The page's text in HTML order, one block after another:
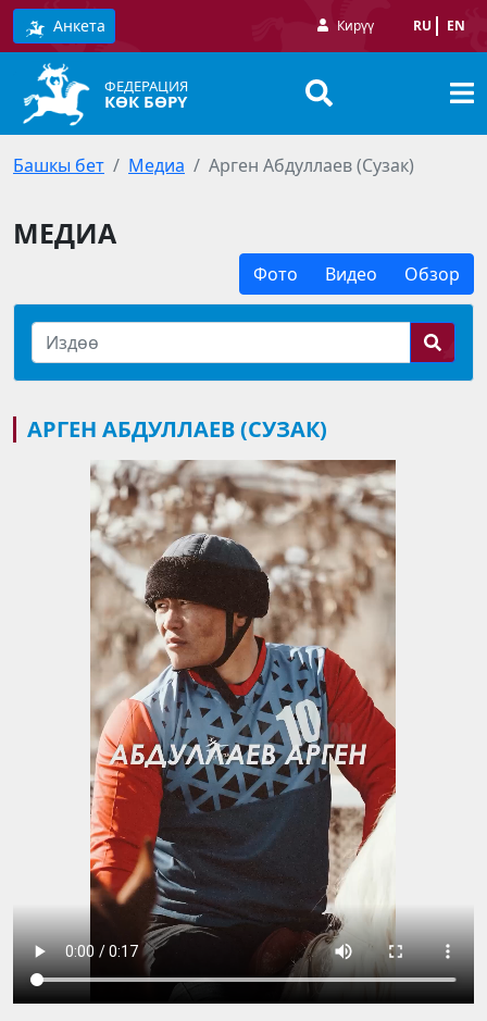
Анкета Кирүү RU EN
ФЕДЕРАЦИЯ
КӨК БӨРҮ
Башкы бет Медиа Арген Абдуллаев (Сузак)
МЕДИА
Фото Видео Обзор
АРГЕН АБДУЛЛАЕВ (СУЗАК)